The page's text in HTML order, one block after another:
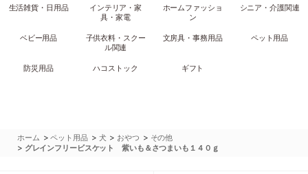
生活雑貨・日用品
インテリア・家
具・家電
ホームファッショ
ン
シニア・介護関連
ベビー用品
子供衣料・スクー
ル関連
文房具・事務用品 ペット用品
防災用品 ハコストック ギフト
ホーム >ペット用品 > 犬 > おやつ > その他
> グレインフリービスケット 紫いも＆さつまいも１４０ｇ